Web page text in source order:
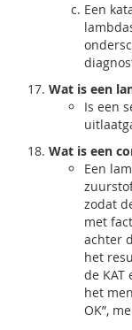
Een
Wat is een
Is een
Wat is een
Een
zodat
met
achter
het
de
het
OK”,